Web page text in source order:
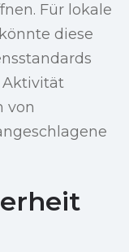
Für lokale
diese
von